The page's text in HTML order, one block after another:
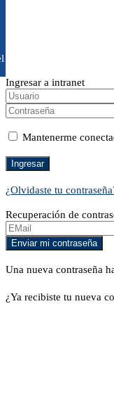
Ingresar a intranet
Mantenerme
¿Olvidaste tu
Recuperación de
Una nueva contraseña
¿Ya recibiste tu nueva